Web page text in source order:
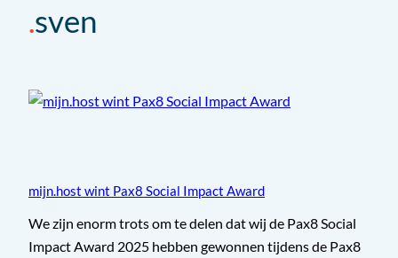
sven
mijn.host wint Pax8 Social Impact Award
We zijn enorm trots om te delen dat wij de Pax8 Social
Impact Award 2025 hebben gewonnen tijdens de Pax8